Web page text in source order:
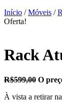
Início /Móveis /
Oferta!
Rack
R$599,00 O
À vista a retirar